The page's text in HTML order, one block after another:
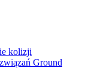
kolizji
Ground